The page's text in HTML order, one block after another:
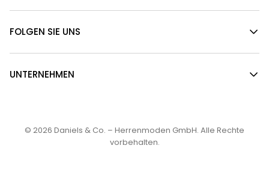
FOLGEN SIE UNS
UNTERNEHMEN
© 2026 Daniels & Co. – Herrenmoden GmbH. Alle Rechte
vorbehalten.